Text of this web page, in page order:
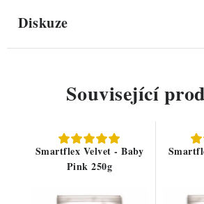
Diskuze
Související
Smartflex Velvet - Baby
Pink 250g